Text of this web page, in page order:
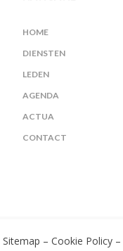
HOME
DIENSTEN
LEDEN
AGENDA
ACTUA
CONTACT
Sitemap – Cookie Policy –